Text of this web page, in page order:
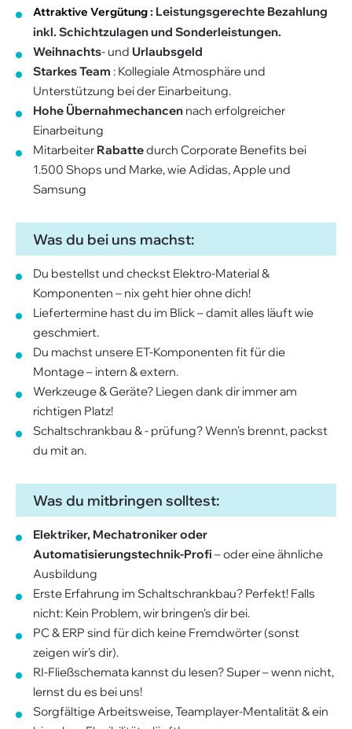
Attraktive Vergütung: Leistungsgerechte Bezahlung
inkl. Schichtzulagen und Sonderleistungen.
Weihnachts- und Urlaubsgeld
Starkes Team : Kollegiale Atmosphäre und
Unterstützung bei der Einarbeitung.
Hohe Übernahmechancen nach erfolgreicher
Einarbeitung
Mitarbeiter Rabattedurch Corporate Benefits bei
1.500 Shops und Marke, wie Adidas, Apple und
Samsung
Was du bei uns machst:
Du bestellst und checkst Elektro-Material &
Komponenten – nix geht hier ohne dich!
Liefertermine hast du im Blick – damit alles läuft wie
geschmiert.
Du machst unsere ET-Komponenten fit für die
Montage – intern & extern.
Werkzeuge & Geräte? Liegen dank dir immer am
richtigen Platz!
Schaltschrankbau & - prüfung? Wenn's brennt, packst
du mit an.
Was du mitbringen solltest:
Elektriker, Mechatroniker oder
Automatisierungstechnik-Profi – oder eine ähnliche
Ausbildung
Erste Erfahrung im Schaltschrankbau? Perfekt! Falls
nicht: Kein Problem, wir bringen's dir bei.
PC & ERP sind für dich keine Fremdwörter (sonst
zeigen wir's dir).
RI-Fließschemata kannst du lesen? Super – wenn nicht,
lernst du es bei uns!
Sorgfältige Arbeitsweise, Teamplayer-Mentalität & ein